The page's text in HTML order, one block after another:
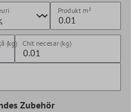
Produkt m²
(kg) Chit necesar (kg)
Zubehör